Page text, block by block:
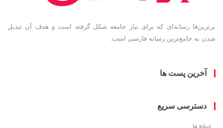
رسانه‌ای که برای نیاز جامعه شکل گرفته است و هدف آن تبدیل
جامع‌ترین رسانه فارسی است.
پست ها
سریع